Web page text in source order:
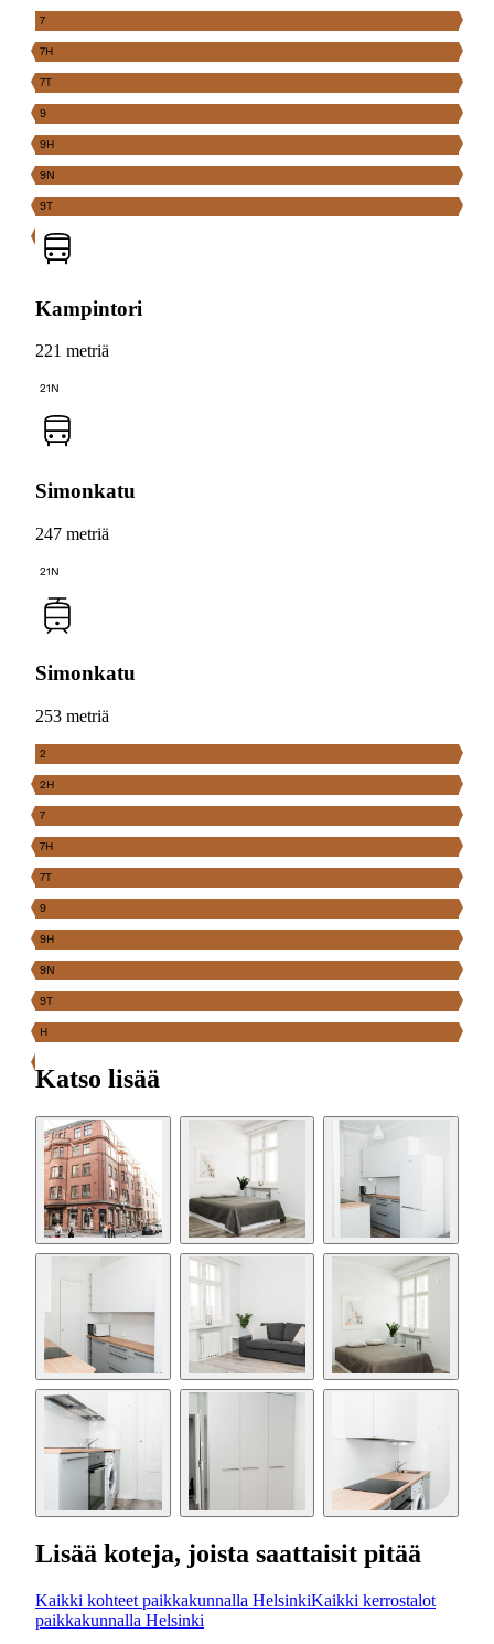
7
7H
7T
9
9H
9N
9T
Kampintori
221 metriä
21N
Simonkatu
247 metriä
21N
Simonkatu
253 metriä
2
2H
7
7H
7T
9
9H
9N
9T
H
Katso lisää
Lisää koteja, joista saattaisit pitää
Kaikki kohteet paikkakunnalla HelsinkiKaikki kerrostalot
paikkakunnalla Helsinki